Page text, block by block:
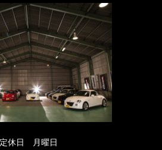
定休日 月曜日